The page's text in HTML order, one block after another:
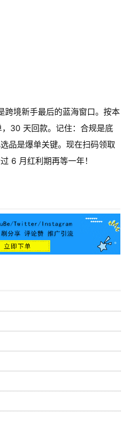
境新手最后的蓝海窗口。按本
30 天回款。记住：合规是底
品是爆单关键。现在扫码领取
6 月红利期再等一年！